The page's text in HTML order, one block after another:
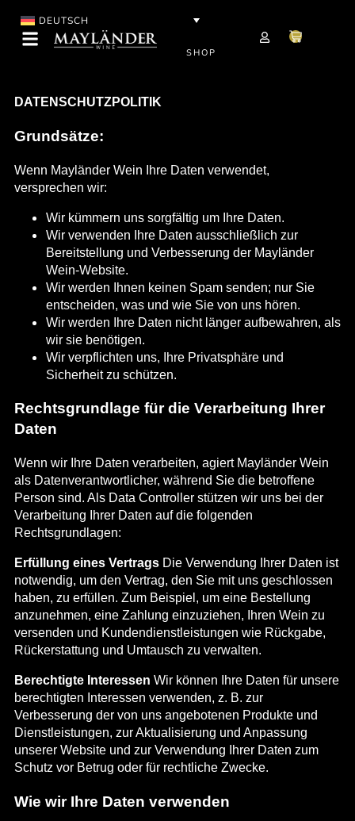
DEUTSCH
SHOP
DATENSCHUTZPOLITIK
Grundsätze:
Wenn Mayländer Wein Ihre Daten verwendet,
versprechen wir:
Wir kümmern uns sorgfältig um Ihre Daten.
Wir verwenden Ihre Daten ausschließlich zur
Bereitstellung und Verbesserung der Mayländer
Wein-Website.
Wir werden Ihnen keinen Spam senden; nur Sie
entscheiden, was und wie Sie von uns hören.
Wir werden Ihre Daten nicht länger aufbewahren, als
wir sie benötigen.
Wir verpflichten uns, Ihre Privatsphäre und
Sicherheit zu schützen.
Rechtsgrundlage für die Verarbeitung Ihrer
Daten
Wenn wir Ihre Daten verarbeiten, agiert Mayländer Wein
als Datenverantwortlicher, während Sie die betroffene
Person sind. Als Data Controller stützen wir uns bei der
Verarbeitung Ihrer Daten auf die folgenden
Rechtsgrundlagen:
Erfüllung eines Vertrags Die Verwendung Ihrer Daten ist
notwendig, um den Vertrag, den Sie mit uns geschlossen
haben, zu erfüllen. Zum Beispiel, um eine Bestellung
anzunehmen, eine Zahlung einzuziehen, Ihren Wein zu
versenden und Kundendienstleistungen wie Rückgabe,
Rückerstattung und Umtausch zu verwalten.
Berechtigte Interessen Wir können Ihre Daten für unsere
berechtigten Interessen verwenden, z. B. zur
Verbesserung der von uns angebotenen Produkte und
Dienstleistungen, zur Aktualisierung und Anpassung
unserer Website und zur Verwendung Ihrer Daten zum
Schutz vor Betrug oder für rechtliche Zwecke.
Wie wir Ihre Daten verwenden